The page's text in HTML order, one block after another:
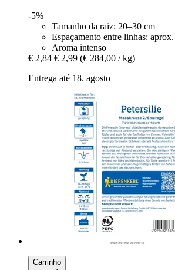
-5%
Tamanho da raiz: 20–30 cm
Espaçamento entre linhas:
Aroma intenso
€ 2,84 € 2,99 (€ 284,00 / kg)
Entrega até 18. agosto
Carrinho